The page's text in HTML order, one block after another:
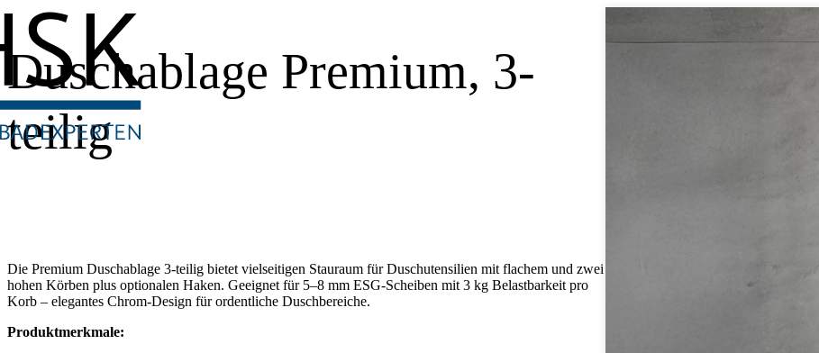
Duschablage Premium, 3-
teilig
Die Premium Duschablage 3-teilig bietet vielseitigen Stauraum für Duschutensilien mit flachem und zwei
hohen Körben plus optionalen Haken. Geeignet für 5–8 mm ESG-Scheiben mit 3 kg Belastbarkeit pro
Korb – elegantes Chrom-Design für ordentliche Duschbereiche.
Produktmerkmale: